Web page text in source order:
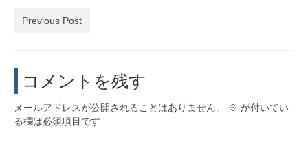
Previous Post
コメントを残す
メールアドレスが公開されることはありません。 ※ が付いてい
る欄は必須項目です